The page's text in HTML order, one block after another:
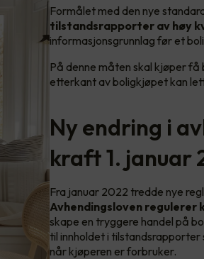
Formålet med den nye
tilstandsrapporter av høy
informasjonsgrunnlag før et
På denne måten skal kjøper
etterkant av boligkjøpet kan
Ny endring i
kraft 1. januar
Fra januar 2022 tredde nye
Avhendingsloven regulerer
skape en tryggere handel på
til innholdet i
når kjøperen er forbruker.